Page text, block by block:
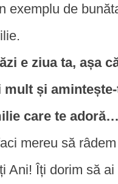
exemplu de
e ziua ta, așa
mult și
care te adoră…
mereu să
Ani! Îți dorim să